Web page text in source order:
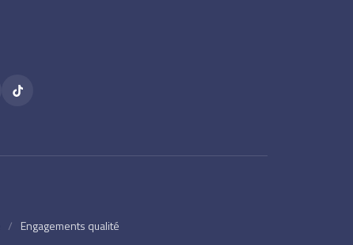
/ Engagements qualité